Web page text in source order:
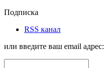
Подписка
RSS канал
или введите ваш email адрес: